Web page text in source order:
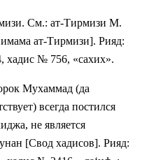
См.: ат-Тирмизи М.
ат-Тирмизи]. Рияд:
хадис № 756, «сахих».
Мухаммад (да
всегда постился
не является
[Свод хадисов]. Рияд: